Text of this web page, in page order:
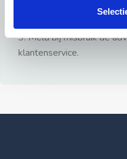
3: Meld bij misbruik de
klantenservice.